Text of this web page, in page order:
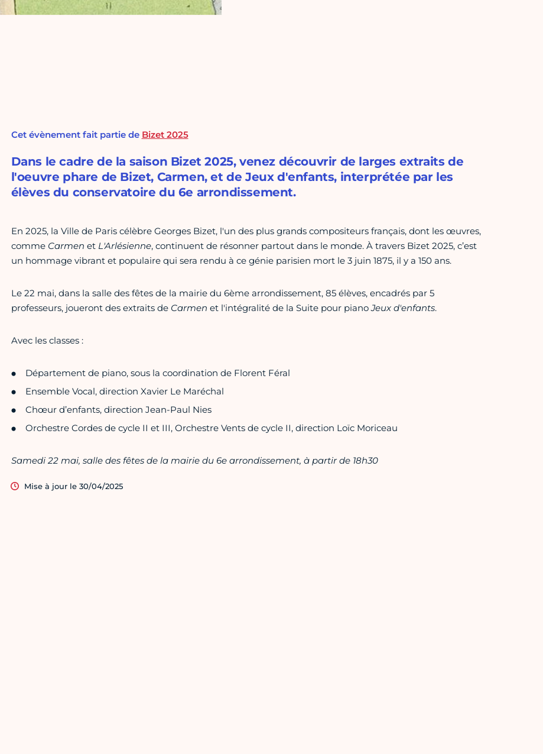
Cet évènement fait partie de Bizet 2025
Dans le cadre de la saison Bizet 2025, venez découvrir de larges extraits de
l'oeuvre phare de Bizet, Carmen, et de Jeux d'enfants, interprétée par les
élèves du conservatoire du 6e arrondissement.
En 2025, la Ville de Paris célèbre Georges Bizet, l'un des plus grands compositeurs français, dont les œuvres,
comme Carmen et L'Arlésienne, continuent de résonner partout dans le monde. À travers Bizet 2025, c’est
un hommage vibrant et populaire qui sera rendu à ce génie parisien mort le 3 juin 1875, il y a 150 ans.
Le 22 mai, dans la salle des fêtes de la mairie du 6ème arrondissement, 85 élèves, encadrés par 5
professeurs, joueront des extraits deCarmen et l'intégralité de la Suite pour pianoJeux d'enfants.
Avec les classes :
Département de piano, sous la coordination de Florent Féral
Ensemble Vocal, direction Xavier Le Maréchal
Chœur d’enfants, direction Jean-Paul Nies
Orchestre Cordes de cycle II et III, Orchestre Vents de cycle II, direction Loïc Moriceau
Samedi 22 mai, salle des fêtes de la mairie du 6e arrondissement, à partir de 18h30
Mise à jour le 30/04/2025